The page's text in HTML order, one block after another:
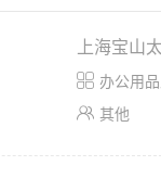
上海宝山
 办公用
 其他